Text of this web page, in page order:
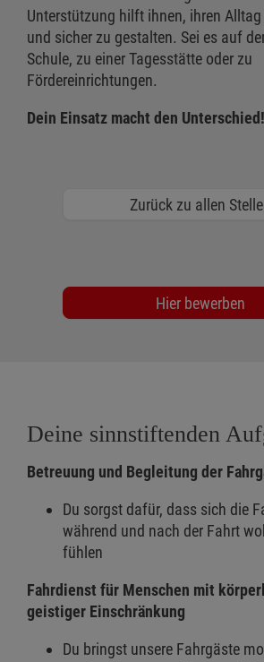
Unterstützung hilft ihnen, ihren
und sicher zu gestalten. Sei es auf
Schule, zu einer Tagesstätte oder zu
Fördereinrichtungen.
Dein Einsatz macht den Unterschied!
Zurück zu allen
Hier bewerben
Deine sinnstiftenden
Betreuung und Begleitung der
Du sorgst dafür, dass sich die
während und nach der Fahrt
fühlen
Fahrdienst für Menschen mit
geistiger Einschränkung
Du bringst unsere Fahrgäste